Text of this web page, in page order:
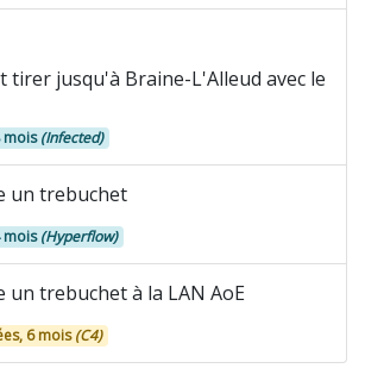
tirer jusqu'à Braine-L'Alleud avec le
mois(Infected)
un trebuchet
mois(Hyperflow)
un trebuchet à la LAN AoE
6 mois(C4)